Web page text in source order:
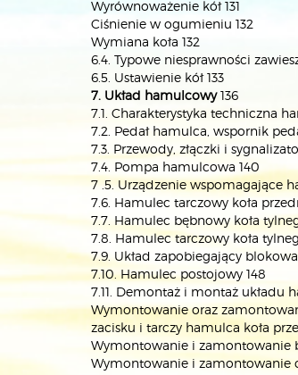
Wyrównoważenie kół 131
Ciśnienie w ogumieniu 132
Wymiana koła 132
6.4. Typowe niesprawności
6.5. Ustawienie kół 133
7. Układ hamulcowy136
7.1. Charakterystyka techniczna
7.2. Pedał hamulca, wspornik
7.3. Przewody, złączki i
7.4. Pompa hamulcowa 140
7 .5. Urządzenie wspomagające
7.6. Hamulec tarczowy koła
7.7. Hamulec bębnowy koła
7.8. Hamulec tarczowy koła
7.9. Układ zapobiegający
7.10. Hamulec postojowy 148
7.11. Demontaż i montaż układu
Wymontowanie oraz
zacisku i tarczy hamulca koła
Wymontowanie i zamontowanie
Wymontowanie i zamontowanie